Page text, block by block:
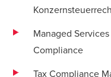
Managed
Compliance
Tax Compliance